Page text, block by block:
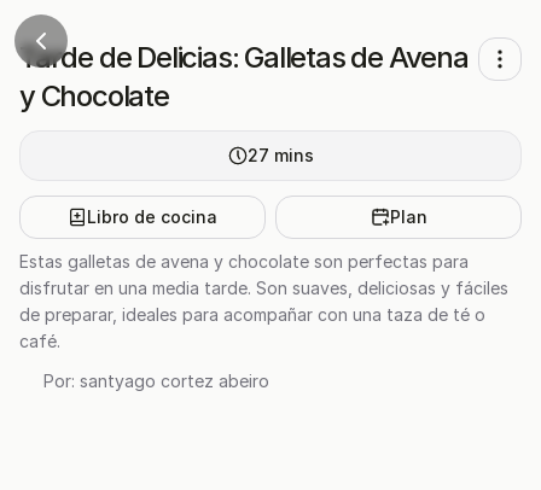
Tarde de Delicias: Galletas de Avena
y Chocolate
27 mins
Libro de cocina Plan
Estas galletas de avena y chocolate son perfectas para
disfrutar en una media tarde. Son suaves, deliciosas y fáciles
de preparar, ideales para acompañar con una taza de té o
café.
Por: santyago cortez abeiro